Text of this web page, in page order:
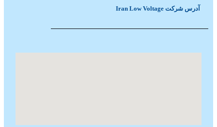
آدرس شرکت Iran Low Voltage